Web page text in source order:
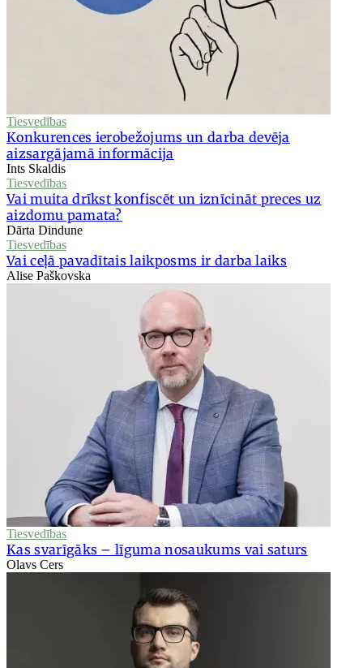
Tiesvedības
Konkurences ierobežojums un darba devēja
aizsargājamā informācija
Ints Skaldis
Tiesvedības
Vai muita drīkst konfiscēt un iznīcināt preces uz
aizdomu pamata?
Dārta Dindune
Tiesvedības
Vai ceļā pavadītais laikposms ir darba laiks
Alise Paškovska
Tiesvedības
Kas svarīgāks – līguma nosaukums vai saturs
Olavs Cers